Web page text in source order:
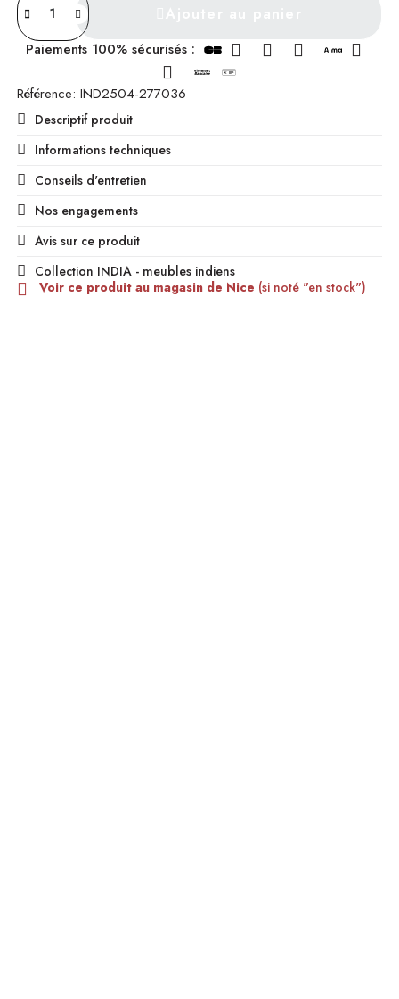
Paiements 100% sécurisés :
Référence IND2504-277036
Descriptif produit
Informations techniques
Conseils d'entretien
Nos engagements
Avis sur ce produit
Collection INDIA - meubles indiens
Voir ce produit au magasin de Nice (si noté "en stock")